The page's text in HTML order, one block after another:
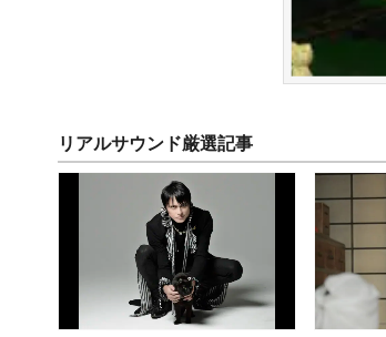
リアルサウンド厳選記事